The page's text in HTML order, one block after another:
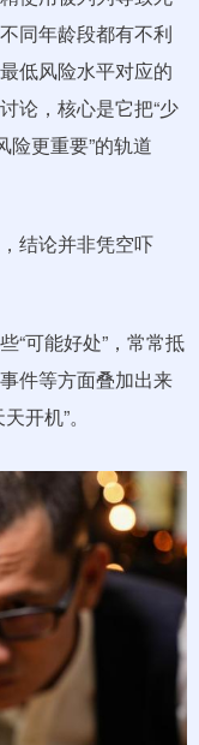
同年龄段都有不利
低风险水平对应的
论，核心是它把“少
险更重要”的轨道
结论并非凭空吓
“可能好处”，常常抵
件等方面叠加出来
开机”。